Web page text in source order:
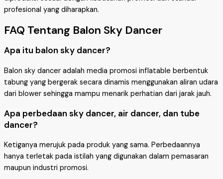
profesional yang diharapkan.
FAQ Tentang Balon Sky Dancer
Apa itu balon sky dancer?
Balon sky dancer adalah media promosi inflatable berbentuk
tabung yang bergerak secara dinamis menggunakan aliran udara
dari blower sehingga mampu menarik perhatian dari jarak jauh.
Apa perbedaan sky dancer, air dancer, dan tube
dancer?
Ketiganya merujuk pada produk yang sama. Perbedaannya
hanya terletak pada istilah yang digunakan dalam pemasaran
maupun industri promosi.